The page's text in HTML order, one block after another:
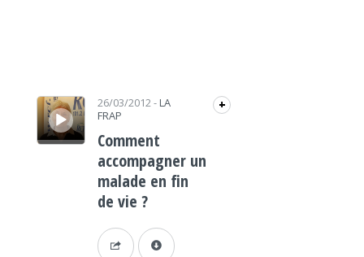
Lecteur audio 26/03/2012- LA
FRAP
+
Comment
accompagner un
malade en fin
de vie ?